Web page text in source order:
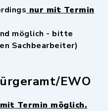
nur mit Termin
möglich - bitte
Sachbearbeiter)
EWO
Termin möglich.